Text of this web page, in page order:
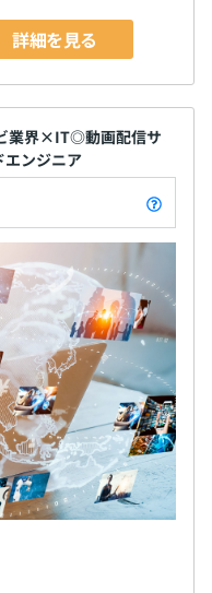
詳細を見る
業界×IT◎動画配信サ
エンジニア